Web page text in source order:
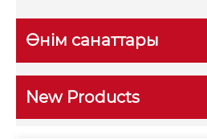
Өнім санаттары
New Products